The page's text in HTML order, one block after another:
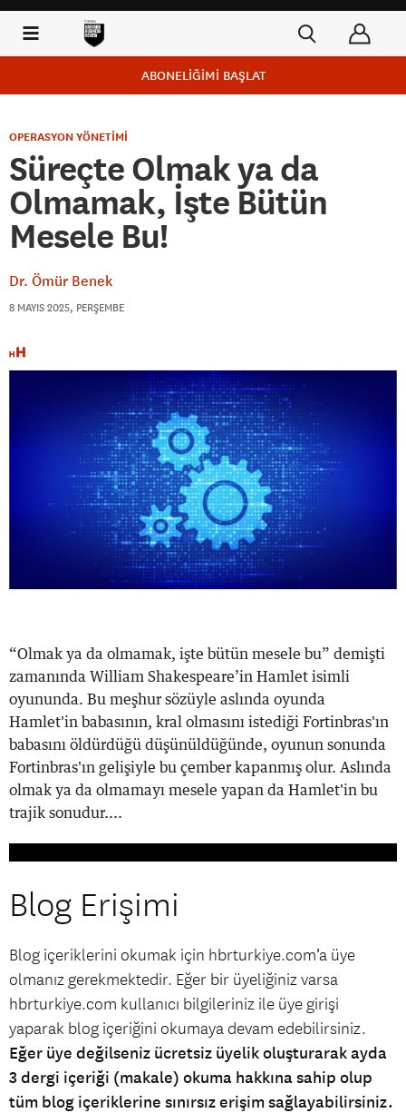
ABONELİĞİMİ BAŞLAT
OPERASYON YÖNETİMİ
Süreçte Olmak ya da
Olmamak, İşte Bütün
Mesele Bu!
Dr. Ömür Benek
8 MAYIS 2025, PERŞEMBE
“Olmak ya da olmamak, işte bütün mesele bu” demişti
zamanında William Shakespeare’in Hamlet isimli
oyununda. Bu meşhur sözüyle aslında oyunda
Hamlet'in babasının, kral olmasını istediği Fortinbras'ın
babasını öldürdüğü düşünüldüğünde, oyunun sonunda
Fortinbras'ın gelişiyle bu çember kapanmış olur. Aslında
olmak ya da olmamayı mesele yapan da Hamlet'in bu
trajik sonudur....
Blog Erişimi
Blog içeriklerini okumak için hbrturkiye.com’a üye
olmanız gerekmektedir. Eğer bir üyeliğiniz varsa
hbrturkiye.com kullanıcı bilgileriniz ile üye girişi
yaparak blog içeriğini okumaya devam edebilirsiniz.
Eğer üye değilseniz ücretsiz üyelik oluşturarak ayda
3 dergi içeriği (makale) okuma hakkına sahip olup
tüm blog içeriklerine sınırsız erişim sağlayabilirsiniz.